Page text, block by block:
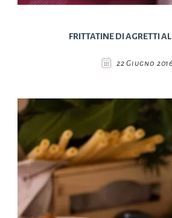
FRITTATINE DI AGRETTI
22 Giugno 2016